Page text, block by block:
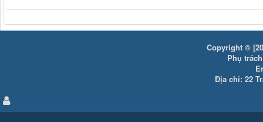
Copyright ©
Phụ
Địa chỉ: 22